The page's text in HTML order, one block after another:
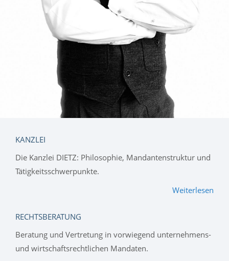
KANZLEI
Die Kanzlei DIETZ: Philosophie, Mandantenstruktur und
Tätigkeitsschwerpunkte.
Weiterlesen
RECHTSBERATUNG
Beratung und Vertretung in vorwiegend unternehmens-
und wirtschaftsrechtlichen Mandaten.